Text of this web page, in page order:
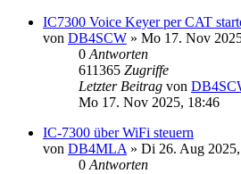
IC7300 Voice Keyer per CAT
von DB4SCW » Mo 17. Nov
0 Antworten
611365 Zugriffe
Letzter Beitrag von
Mo 17. Nov 2025, 18:46
IC-7300 über WiFi steuern
von DB4MLA » Di 26. Aug
0 Antworten